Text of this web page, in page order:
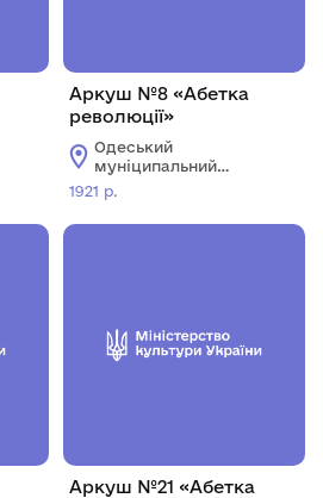
Аркуш №8 «Абетка
революції»
Одеський
муніципальний
музей особистих
колекцій імені О.В.
Блещунова
1921 р.
Аркуш №21 «Абетка